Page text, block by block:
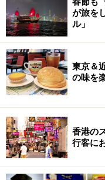
い、とか。
具体例を挙げると、
り迎えをすることは
あるいは、家が食堂
ことは「店員」にな
●雇う側も守らなけれ
雇う側も給料の支
が旅を
ル」
東京＆
の味を
香港の
行客に